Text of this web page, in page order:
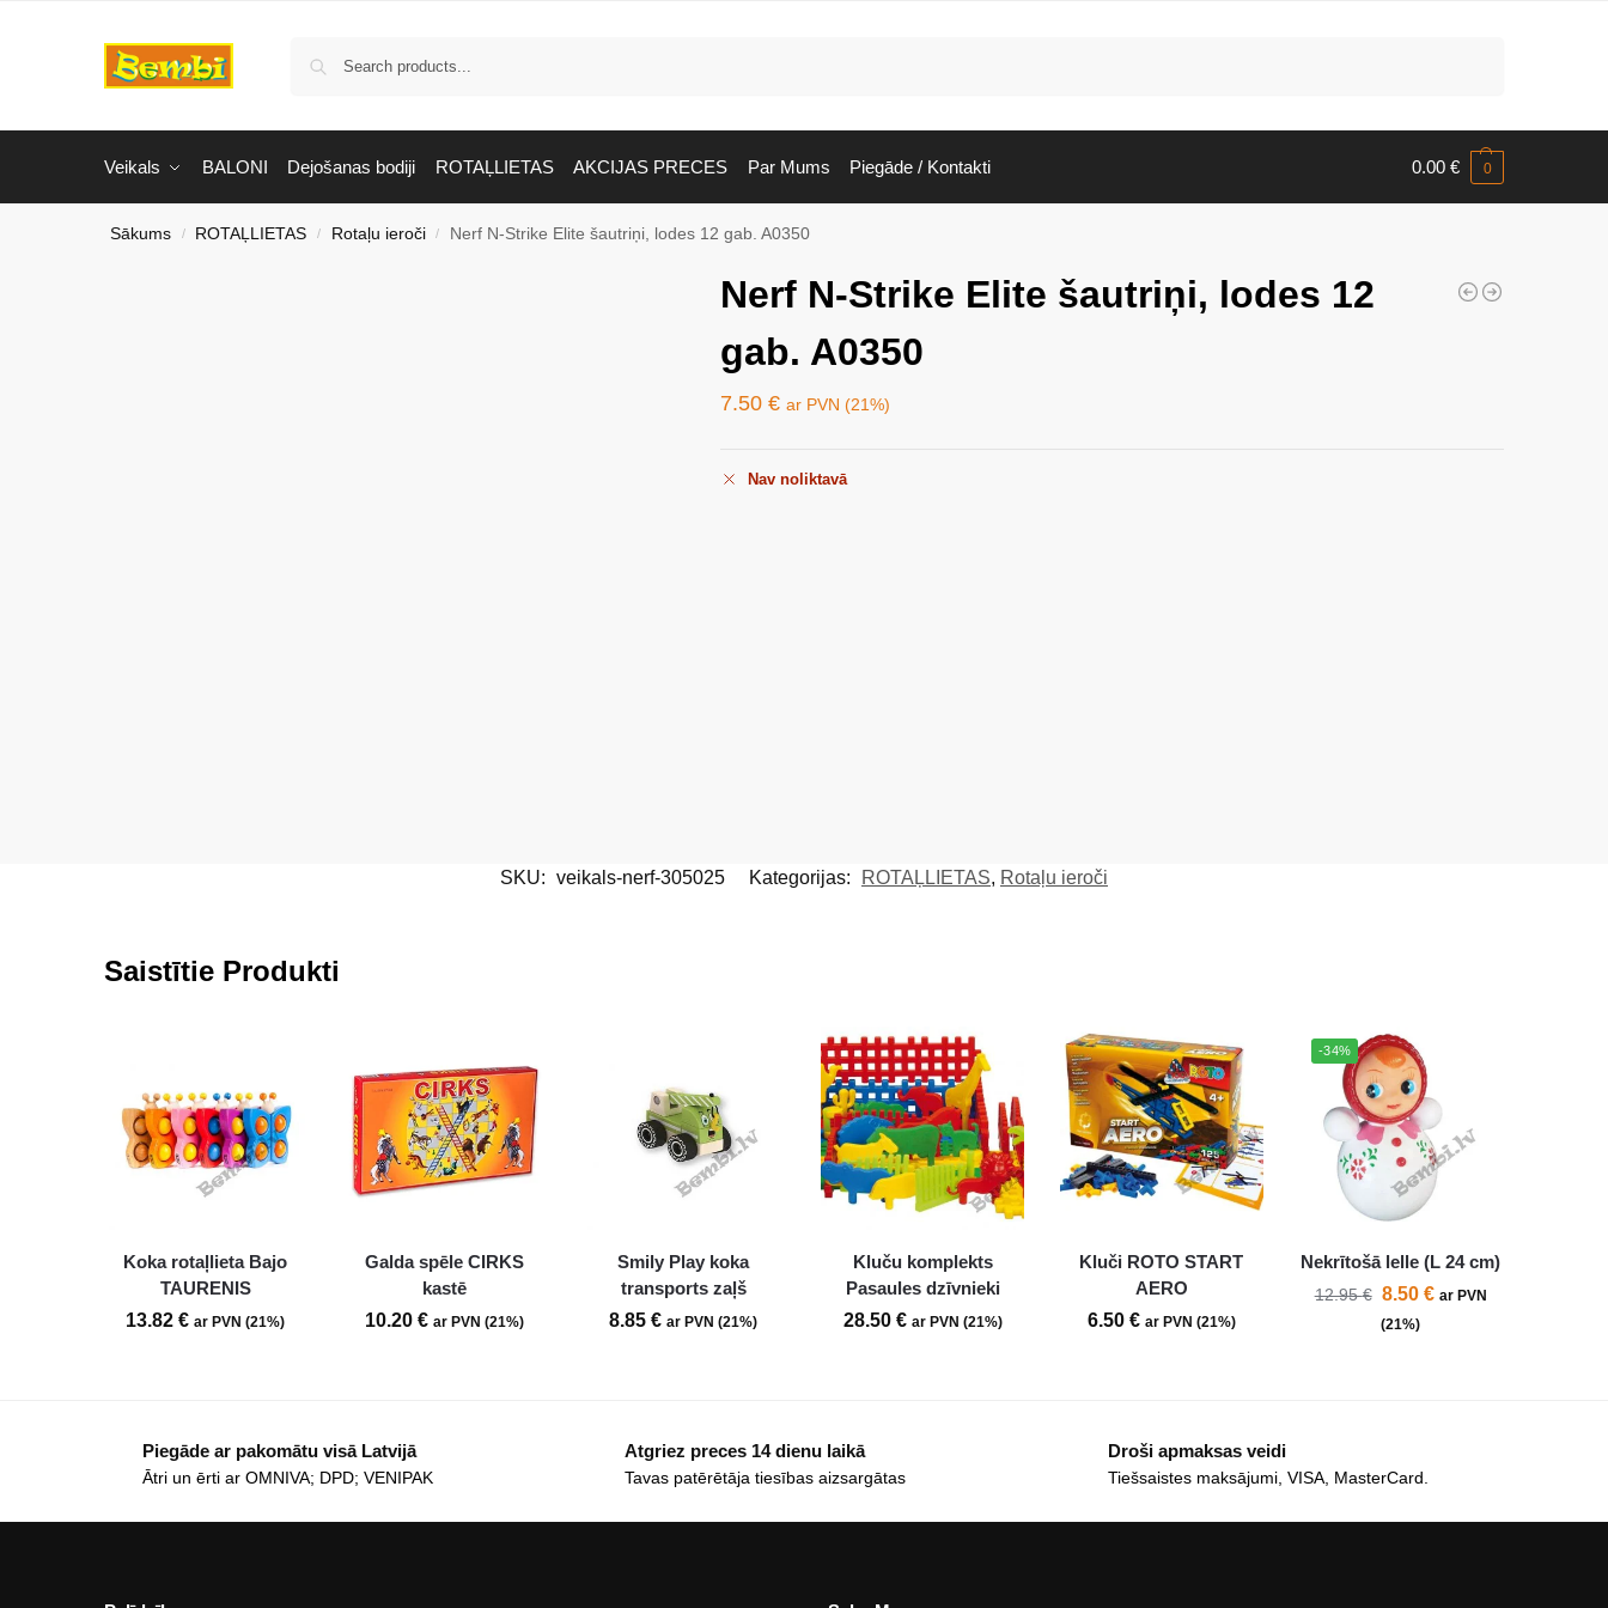
Veikals BALONI Dejošanas bodiji ROTAĻLIETAS AKCIJAS PRECES Par Mums Piegāde / Kontakti 0.00 € 0
Sākums / ROTAĻLIETAS / Rotaļu ieroči / Nerf N-Strike Elite šautriņi, lodes 12 gab. A0350
Nerf N-Strike Elite šautriņi, lodes 12
gab. A0350
7.50 € ar PVN (21%)
Nav noliktavā
SKU: veikals-nerf-305025 Kategorijas: ROTAĻLIETAS, Rotaļu ieroči
Saistītie Produkti
Koka rotaļlieta Bajo
TAURENIS
13.82€ ar PVN (21%)
Galda spēle CIRKS
kastē
10.20€ ar PVN (21%)
Smily Play koka
transports zaļš
8.85€ ar PVN (21%)
Kluču komplekts
Pasaules dzīvnieki
28.50 € ar PVN (21%)
Kluči ROTO START
AERO
6.50 € ar PVN (21%)
-34%
Nekrītošā lelle (L 24 cm)
12.95€ 8.50 € ar PVN
(21%)
Piegāde ar pakomātu visā Latvijā
Ātri un ērti ar OMNIVA; DPD; VENIPAK
Atgriez preces 14 dienu laikā
Tavas patērētāja tiesības aizsargātas
Droši apmaksas veidi
Tiešsaistes maksājumi, VISA, MasterCard.